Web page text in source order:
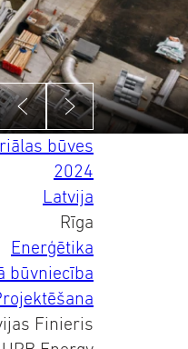
būves
2024
Latvija
Rīga
Enerģētika
būvniecība
Finieris